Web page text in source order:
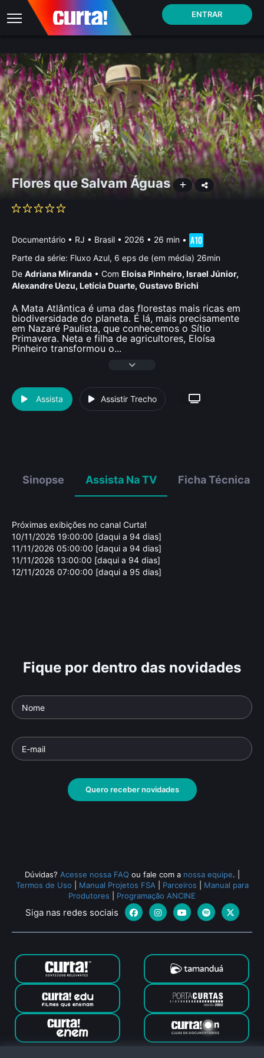
ENTRAR
Flores que Salvam Águas
Documentário • RJ • Brasil • 2026 • 26 min •
Parte da série: Fluxo Azul, 6 eps de (em média) 26min
De Adriana Miranda • Com Eloisa Pinheiro, Israel Júnior,
Alexandre Uezu, Letí­cia Duarte, Gustavo Brichi
A Mata Atlântica é uma das florestas mais ricas em
biodiversidade do planeta. É lá, mais precisamente
em Nazaré Paulista, que conhecemos o Sítio
Primavera. Neta e filha de agricultores, Eloísa
Pinheiro transformou o...
Assista Assistir Trecho
Sinopse Assista Na TV Ficha Técnica
Próximas exibições no canal Curta!
10/11/2026 19:00:00 [daqui a 94 dias]
11/11/2026 05:00:00 [daqui a 94 dias]
11/11/2026 13:00:00 [daqui a 94 dias]
12/11/2026 07:00:00 [daqui a 95 dias]
Parte
Fique por dentro das novidades
Quero receber novidades
Dúvidas? Acesse nossa FAQ ou fale com a nossa equipe.
Termos de Uso
Manual Projetos FSA Parceiros
Manual para
Produtores
Programação ANCINE
Siga nas redes sociais